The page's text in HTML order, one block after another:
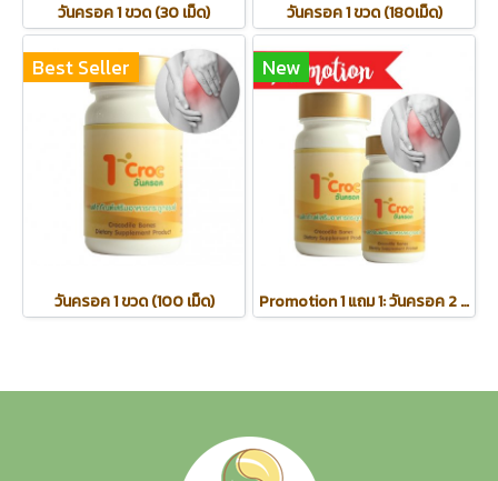
วันครอค 1 ขวด (30 เม็ด) วันครอค 1 ขวด (180เม็ด)
Best Seller
วันครอค 1 ขวด (100 เม็ด)
New
Promotion 1 แถม 1: วันครอค 2 ขวด (100 เม็ด 1 ขวด / 30 เม็ด 1 ขวด)